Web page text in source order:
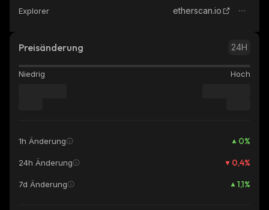
Explorer etherscan.io
Preisänderung 24H
Niedrig Hoch
1h Änderung 0%
24h Änderung 0,4%
7d Änderung 1,1%